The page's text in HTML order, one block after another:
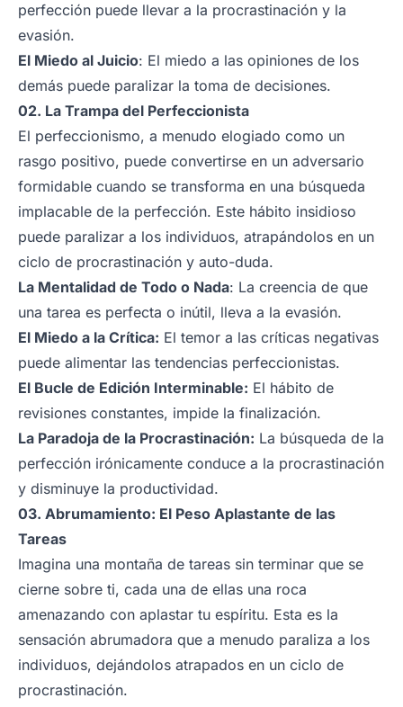
perfección puede llevar a la procrastinación y la
evasión.
El Miedo al Juicio: El miedo a las opiniones de los
demás puede paralizar la toma de decisiones.
02. La Trampa del Perfeccionista
El perfeccionismo, a menudo elogiado como un
rasgo positivo, puede convertirse en un adversario
formidable cuando se transforma en una búsqueda
implacable de la perfección. Este hábito insidioso
puede paralizar a los individuos, atrapándolos en un
ciclo de procrastinación y auto-duda.
La Mentalidad de Todo o Nada: La creencia de que
una tarea es perfecta o inútil, lleva a la evasión.
El Miedo a la Crítica: El temor a las críticas negativas
puede alimentar las tendencias perfeccionistas.
El Bucle de Edición Interminable: El hábito de
revisiones constantes, impide la finalización.
La Paradoja de la Procrastinación: La búsqueda de la
perfección irónicamente conduce a la procrastinación
y disminuye la productividad.
03. Abrumamiento: El Peso Aplastante de las
Tareas
Imagina una montaña de tareas sin terminar que se
cierne sobre ti, cada una de ellas una roca
amenazando con aplastar tu espíritu. Esta es la
sensación abrumadora que a menudo paraliza a los
individuos, dejándolos atrapados en un ciclo de
procrastinación.